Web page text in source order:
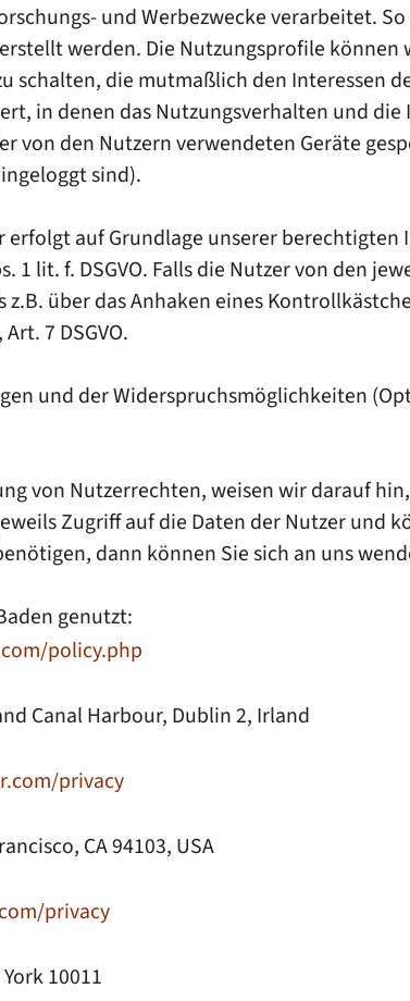
und Werbezwecke verarbeitet.
werden. Die Nutzungsprofile
die mutmaßlich den Interessen
in denen das Nutzungsverhalten und
von den Nutzern verwendeten Geräte
sind).
auf Grundlage unserer
lit. f. DSGVO. Falls die Nutzer von den
über das Anhaken eines
7 DSGVO.
und der Widerspruchsmöglichkeiten
von Nutzerrechten, weisen wir darauf
Zugriff auf die Daten der Nutzer und
dann können Sie sich an uns
genutzt:
policy.php
Canal Harbour, Dublin 2, Irland
privacy
CA 94103, USA
privacy
10011